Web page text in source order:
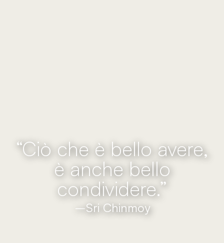
“Ciò che è bello avere,
è anche bello
condividere.”
–Sri Chinmoy